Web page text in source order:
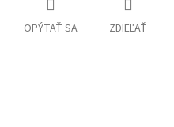
OPÝTAŤ SA ZDIEĽAŤ